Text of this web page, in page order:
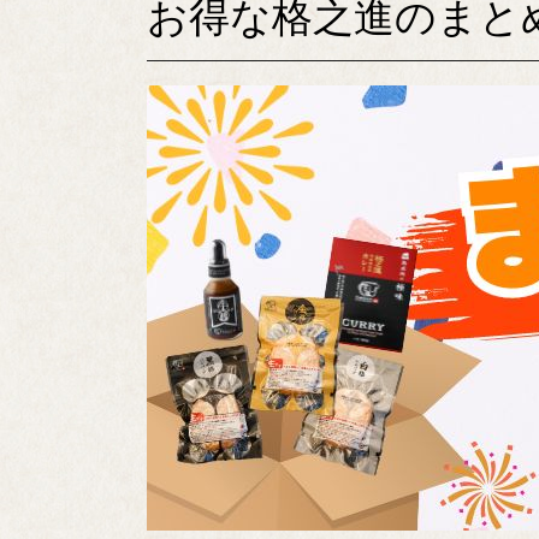
お得な格之進のまと